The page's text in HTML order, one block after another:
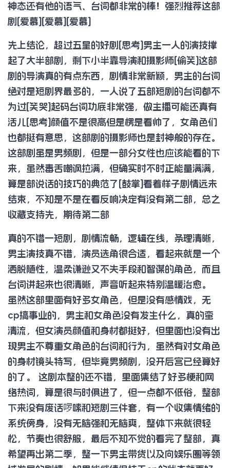
神态还有他的语气、台词都非常的棒！强烈推荐这部
剧[爱慕][爱慕][爱慕]
先上结论，超过五星的好剧[思考]男主一人的演技撑
起了大半部剧，剩下小半靠导演和摄影师[偷笑]这部
剧的导演真的有点东西，剧情非常新颖，男主的台词
绝对是短剧界最多的，一人说了五部短剧的台词都不
为过[笑哭]起码台词功底非常强，做主播可能还真有
活儿[思考]颜值不是很高但是楞是看帅了，女角色们
也都挺有意思，这部剧的摄影师也是封神般的存在。
这部剧虽是男频剧，但是一部分女性也应该能看的下
来，虽然毒舌嘲讽拉满，但确实时不时正能量满满，
算是部说话的技巧的典范了[鼓掌]看着样子剧情远未
结束，不知是不是在看反响决定有没有第二部，总之
收藏支持先，期待第二部
真的不错一短剧，剧情流畅，逻辑在线，条理清晰，
男主演技真不错，演员选角很合适，看起来就是一个
洒脱随性，温柔谦逊又不失手段和智谋的角色，而且
台词讲起来也很清晰，声音听起来特别温暖治愈。
虽然这部里面有好多女角色，但是没有感情戏，无
cp搞事业的，男主和女角色没有发生什么，真的蛮
清流，但女演员颜值和身材都挺好，但里面也没有出
现男主不尊重女角色的台词和行为，虽然有对女角色
的身材镜头特写，但毕竟男频剧，没开后宫已经算好
的了。 这剧本整的还不错，里面集结了好多梗和网
络热词，算是很与时俱进了，但一点都不低俗，整部
下来没有废话啰嗦和短剧三件套，有一个收集情绪的
系统傍身，没有无脑强和无脑爽，整体下来就很轻
松，节奏也很舒服，最后不知不觉的看完了整部，真
希望再出第二季，整一下男主带货以及向娱乐圈等领